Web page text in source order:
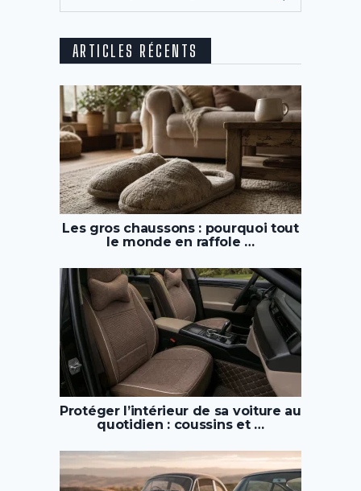
ARTICLES RÉCENTS
Les gros chaussons : pourquoi tout
le monde en raffole …
Protéger l’intérieur de sa voiture au
quotidien : coussins et …